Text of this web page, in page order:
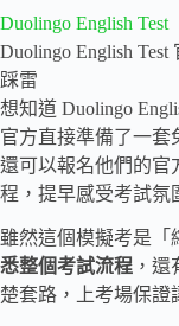
Duolingo English
Duolingo English
踩雷
想知道 Duolingo
官方直接準備了一套
還可以報名他們的官
程，提早感受考試氛
雖然這個模擬考是「
悉整個考試流程 ，
楚套路，上考場保證